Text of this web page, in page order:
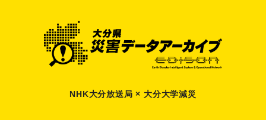
NHK大分放送局 × 大分大学減災